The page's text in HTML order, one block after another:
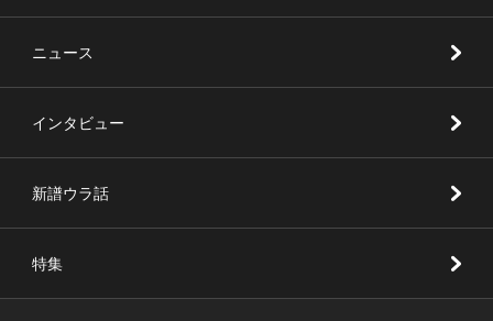
ニュース
インタビュー
新譜ウラ話
特集